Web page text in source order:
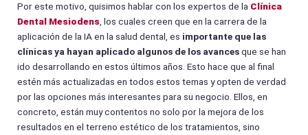
Por este motivo, quisimos hablar con los expertos de la Clínica
Dental Mesiodens, los cuales creen que en la carrera de la
aplicación de la IA en la salud dental, es importante que las
clínicas ya hayan aplicado algunos de los avancesque se han
ido desarrollando en estos últimos años. Esto hace que al final
estén más actualizadas en todos estos temas y opten de verdad
por las opciones más interesantes para su negocio. Ellos, en
concreto, están muy contentos no solo por la mejora de los
resultados en el terreno estético de los tratamientos, sino